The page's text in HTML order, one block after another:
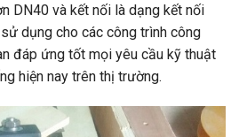
DN40 và kết nối là dạng kết nối
dụng cho các công trình công
đáp ứng tốt mọi yêu cầu kỹ thuật
hiện nay trên thị trường.